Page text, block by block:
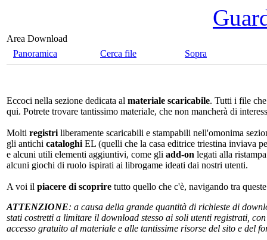
Area Download
Panoramica
Cerca file Sopra
Eccoci nella sezione dedicata al materiale scaricabile. Tutti i file
qui. Potrete trovare tantissimo materiale, che non mancherà di
Molti registri liberamente scaricabili e stampabili nell'omonima
gli antichi cataloghi EL (quelli che la casa editrice triestina inviava
e alcuni utili elementi aggiuntivi, come gli add-on legati alla
alcuni giochi di ruolo ispirati ai librogame ideati dai nostri utenti.
A voi il piacere di scoprire tutto quello che c'è, navigando tra
ATTENZIONE: a causa della grande quantità di richieste di
stati costretti a limitare il download stesso ai soli utenti registrati,
accesso gratuito al materiale e alle tantissime risorse del sito e